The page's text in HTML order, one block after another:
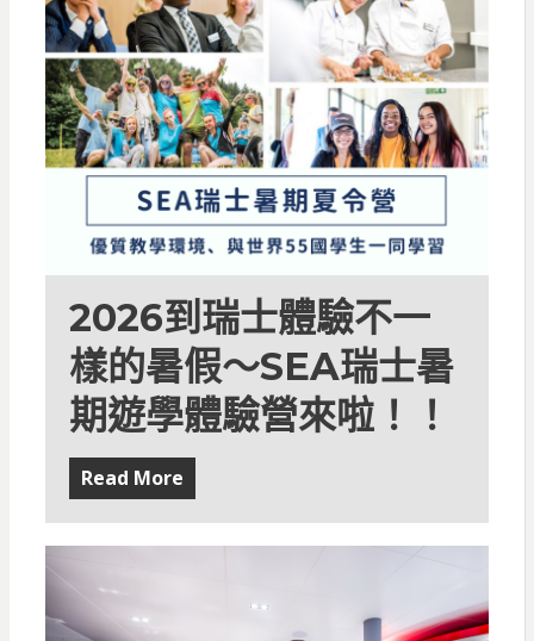
2026到瑞士體驗不一
樣的暑假～SEA瑞士暑
期遊學體驗營來啦！！
Read More